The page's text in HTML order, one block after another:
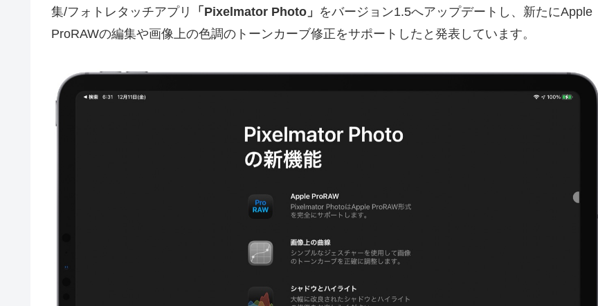
集/フォトレタッチアプリ
「Pixelmator Photo」 をバージョン1.5へアップデートし、新たにApple
ProRAWの編集や画像上の色調のトーンカーブ修正をサポートしたと発表しています。